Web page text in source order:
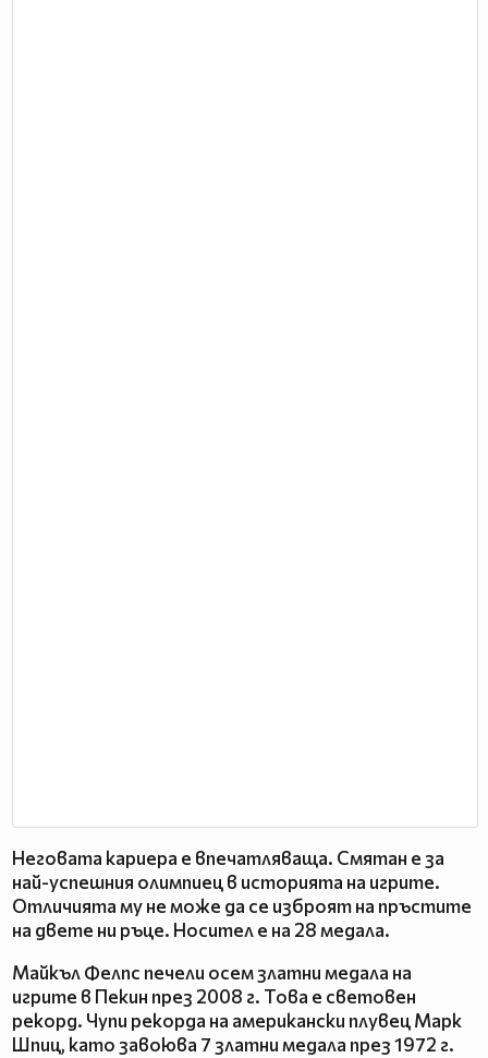
Неговата кариера е впечатляваща. Смятан е за
най-успешния олимпиец в историята на игрите.
Отличията му не може да се изброят на пръстите
на двете ни ръце. Носител е на 28 медала.
Майкъл Фелпс печели осем златни медала на
игрите в Пекин през 2008 г. Това е световен
рекорд. Чупи рекорда на американски плувец Марк
Шпиц, като завоюва 7 златни медала през 1972 г.